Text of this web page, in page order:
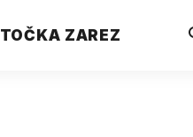
TOČKA ZAREZ